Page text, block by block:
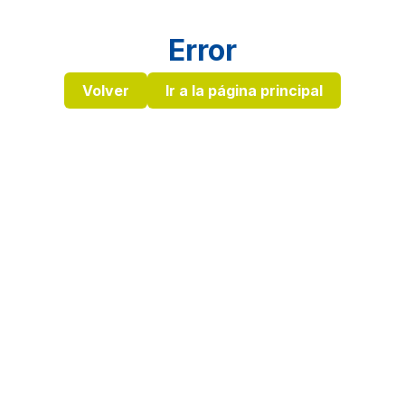
Error
Volver Ir a la página principal